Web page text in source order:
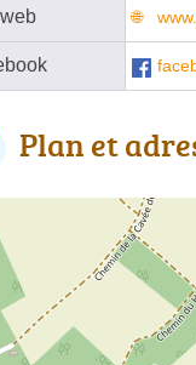
Plan et